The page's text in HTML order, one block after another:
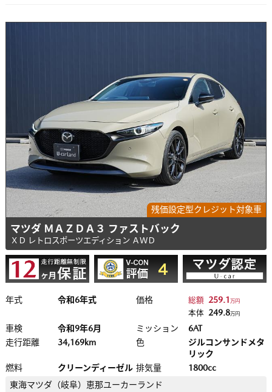
残価設定型クレジット対象車
マツダ ＭＡＺＤＡ３ ファストバック
ＸＤ レトロスポーツエディション ＡＷＤ
年式 令和6年式 価格 総額 259.1万円
本体 249.8万円
車検 令和9年6月 ミッション
6AT
走行距離
34,169km 色
ジルコンサンドメタ
リック
燃料
クリーンディーゼル 排気量
1800cc
東海マツダ（岐阜） 恵那ユーカーランド